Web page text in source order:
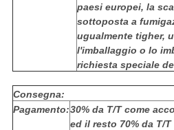
paesi europei, la
sottoposta a
ugualmente tigher,
l'imballaggio o lo
richiesta speciale
Consegna:
Pagamento:30% da T/T come
ed il resto 70% da T/